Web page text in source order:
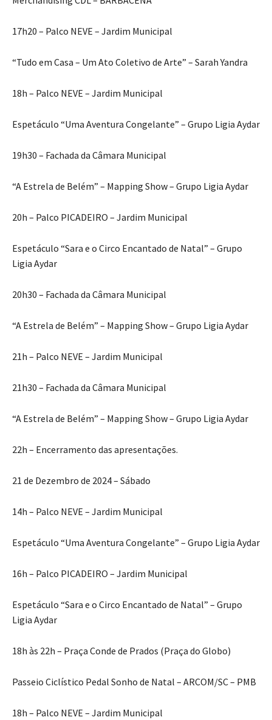
17h20 – Palco NEVE – Jardim Municipal
“Tudo em Casa – Um Ato Coletivo de Arte” – Sarah Yandra
18h – Palco NEVE – Jardim Municipal
Espetáculo “Uma Aventura Congelante” – Grupo Ligia Aydar
19h30 – Fachada da Câmara Municipal
“A Estrela de Belém” – Mapping Show – Grupo Ligia Aydar
20h – Palco PICADEIRO – Jardim Municipal
Espetáculo “Sara e o Circo Encantado de Natal” – Grupo
Ligia Aydar
20h30 – Fachada da Câmara Municipal
“A Estrela de Belém” – Mapping Show – Grupo Ligia Aydar
21h – Palco NEVE – Jardim Municipal
21h30 – Fachada da Câmara Municipal
“A Estrela de Belém” – Mapping Show – Grupo Ligia Aydar
22h – Encerramento das apresentações.
21 de Dezembro de 2024 – Sábado
14h – Palco NEVE – Jardim Municipal
Espetáculo “Uma Aventura Congelante” – Grupo Ligia Aydar
16h – Palco PICADEIRO – Jardim Municipal
Espetáculo “Sara e o Circo Encantado de Natal” – Grupo
Ligia Aydar
18h às 22h – Praça Conde de Prados (Praça do Globo)
Passeio Ciclístico Pedal Sonho de Natal – ARCOM/SC – PMB
18h – Palco NEVE – Jardim Municipal